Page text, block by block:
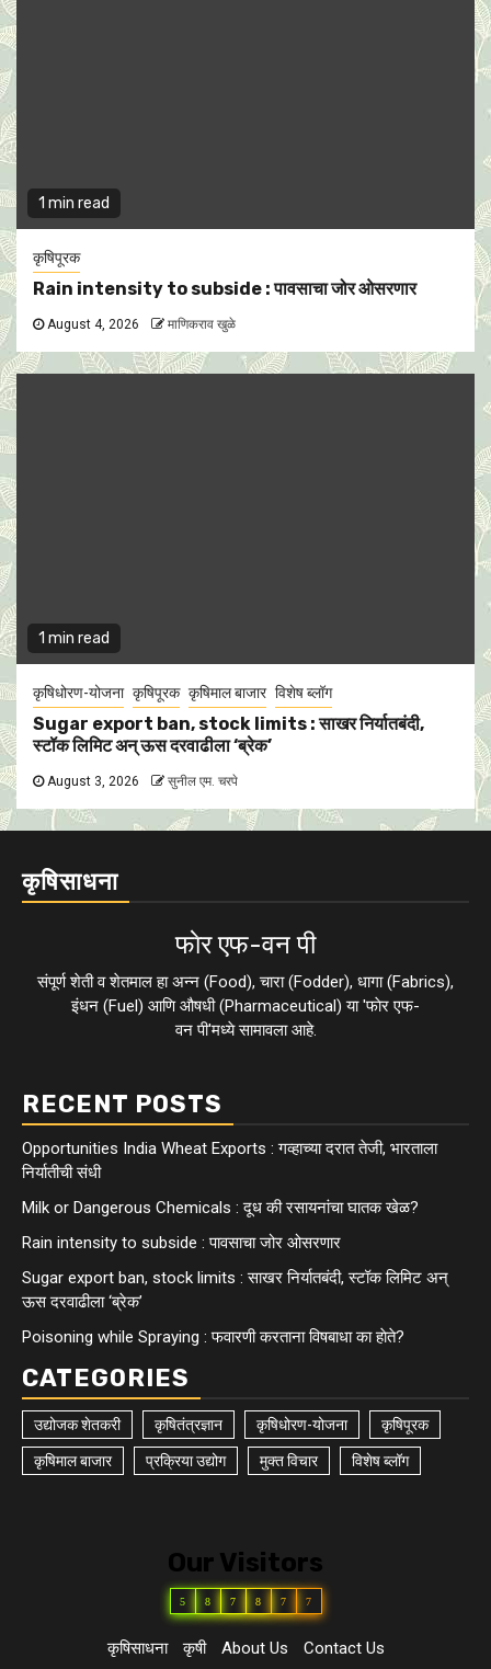
1 min read
कृषिपूरक
Rain intensity to subside : पावसाचा जोर ओसरणार
August 4, 2026 माणिकराव खुळे
1 min read
कृषिधोरण-योजना कृषिपूरक कृषिमाल बाजार विशेष ब्लॉग
Sugar export ban, stock limits : साखर निर्यातबंदी,
स्टॉक लिमिट अन् ऊस दरवाढीला ‘ब्रेक’
August 3, 2026 सुनील एम. चरपे
कृषिसाधना
फाेर एफ-वन पी
संपूर्ण शेती व शेतमाल हा अन्न (Food), चारा (Fodder), धागा (Fabrics),
इंधन (Fuel) आणि औषधी (Pharmaceutical) या 'फाेर एफ-
वन पी'मध्ये सामावला आहे.
RECENT POSTS
Opportunities India Wheat Exports : गव्हाच्या दरात तेजी, भारताला
निर्यातीची संधी
Milk or Dangerous Chemicals : दूध की रसायनांचा घातक खेळ?
Rain intensity to subside : पावसाचा जोर ओसरणार
Sugar export ban, stock limits : साखर निर्यातबंदी, स्टॉक लिमिट अन्
ऊस दरवाढीला ‘ब्रेक’
Poisoning while Spraying : फवारणी करताना विषबाधा का हाेते?
CATEGORIES
उद्योजक शेतकरी कृषितंत्रज्ञान कृषिधोरण-योजना कृषिपूरक
कृषिमाल बाजार प्रक्रिया उद्योग मुक्त विचार विशेष ब्लॉग
Our Visitors
5 8 7 8 7 7
कृषिसाधना कृषी About Us Contact Us